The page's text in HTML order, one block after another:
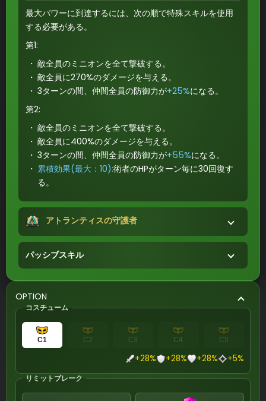
最大パワーに到達するには、次の順で特殊スキルを使用
する必要がある。
第1:
敵全員のミニオンを全て撃破する。
敵全員に270%のダメージを与える。
3ターンの間、仲間全員の防御力が+25%になる。
第2:
敵全員のミニオンを全て撃破する。
敵全員に400%のダメージを与える。
3ターンの間、仲間全員の防御力が+55%になる。
累積効果(最大：10):術者のHPがターン毎に30回復す
る。
アトランティスの守護者
パッシブスキル
OPTION
コスチューム
C1 C2 C3 C4 C5
+28% +28% +28% +5%
リミットブレーク